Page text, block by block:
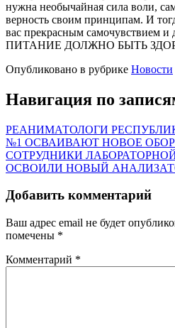
нужна необычайная сила воли,
верность своим принципам. И
вас прекрасным самочувствием и
ПИТАНИЕ ДОЛЖНО БЫТЬ
Опубликовано в рубрике Новости
Навигация по
РЕАНИМАТОЛОГИ
№1 ОСВАИВАЮТ НОВОЕ
СОТРУДНИКИ
ОСВОИЛИ НОВЫЙ
Добавить комментарий
Ваш адрес email не будет
помечены *
Комментарий *